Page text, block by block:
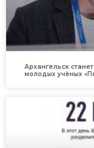
Архангельск
молодых учёных